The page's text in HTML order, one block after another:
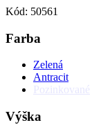
Kód: 50561
Farba
Zelená
Antracit
Pozinkované
Výška